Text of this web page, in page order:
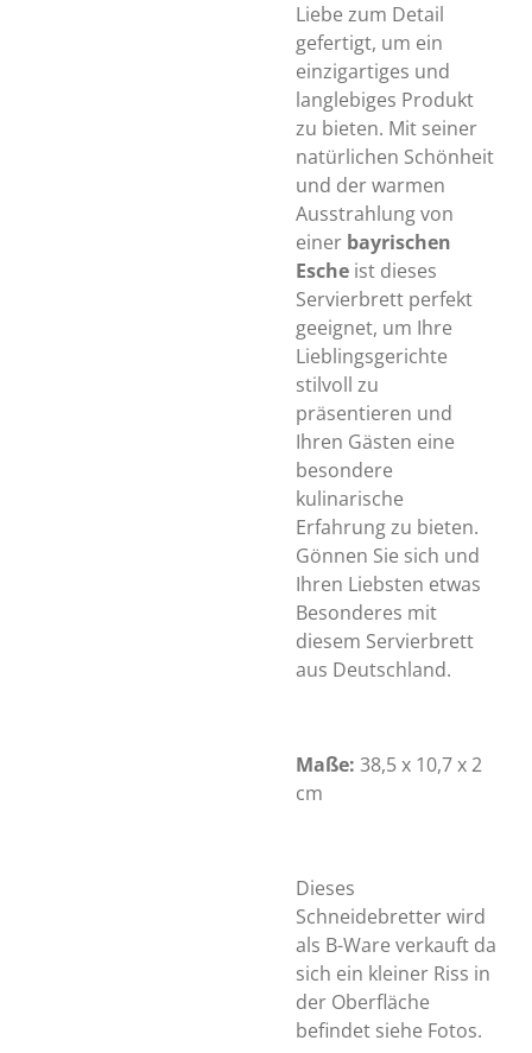
Liebe zum Detail
gefertigt, um ein
einzigartiges und
langlebiges Produkt
zu bieten. Mit seiner
natürlichen Schönheit
und der warmen
Ausstrahlung von
einer bayrischen
Esche ist dieses
Servierbrett perfekt
geeignet, um Ihre
Lieblingsgerichte
stilvoll zu
präsentieren und
Ihren Gästen eine
besondere
kulinarische
Erfahrung zu bieten.
Gönnen Sie sich und
Ihren Liebsten etwas
Besonderes mit
diesem Servierbrett
aus Deutschland.
Maße: 38,5 x 10,7 x 2
cm
Dieses
Schneidebretter wird
als B-Ware verkauft da
sich ein kleiner Riss in
der Oberfläche
befindet siehe Fotos.